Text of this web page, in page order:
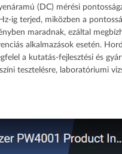
(DC) mérési
ig terjed, miközben a
maradnak, ezáltal
alkalmazások esetén.
a kutatás-fejlesztési és
tesztelésre, laboratóriumi